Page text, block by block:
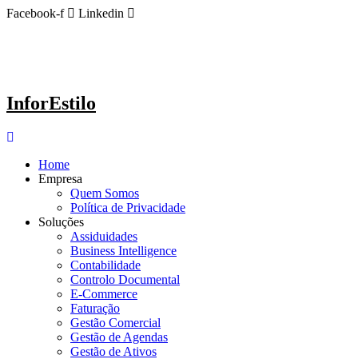
Ir
Facebook-f Linkedin
InforEstilo
Home
Empresa
Quem Somos
Política de Privacidade
Soluções
Assiduidades
Business Intelligence
Contabilidade
Controlo Documental
E-Commerce
Faturação
Gestão Comercial
Gestão de Agendas
Gestão de Ativos